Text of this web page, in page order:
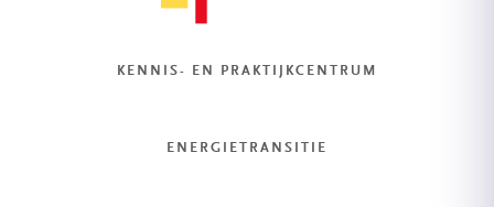
KENNIS- EN PRAKTIJKCENTRUM
ENERGIETRANSITIE